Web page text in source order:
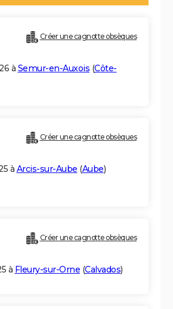
Créer une cagnotte obsèques
à Semur-en-Auxois (Côte-
Créer une cagnotte obsèques
à Arcis-sur-Aube (Aube)
Créer une cagnotte obsèques
à Fleury-sur-Orne (Calvados)